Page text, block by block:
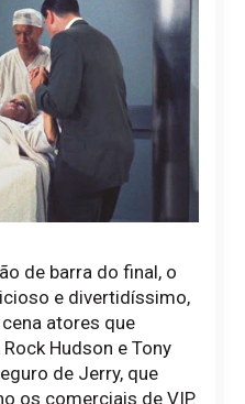
de barra do final, o
e divertidíssimo,
atores que
Hudson e Tony
de Jerry, que
os comerciais de VIP.